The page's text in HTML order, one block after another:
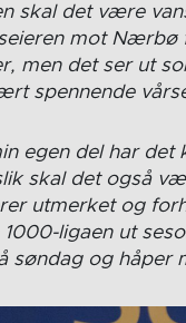
skal det være
mot Nærbø
men det ser ut
spennende
egen del har det
skal det også
utmerket og
1000-ligaen ut
søndag og håper